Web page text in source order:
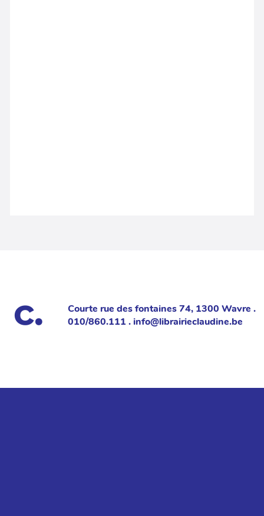
Courte rue des fontaines 74, 1300 Wavre .
010/860.111 . info@librairieclaudine.be